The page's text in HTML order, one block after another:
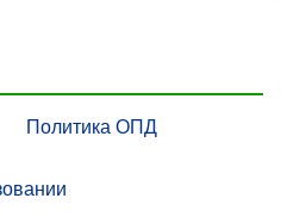
Политика ОПД